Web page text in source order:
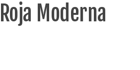
Moderna